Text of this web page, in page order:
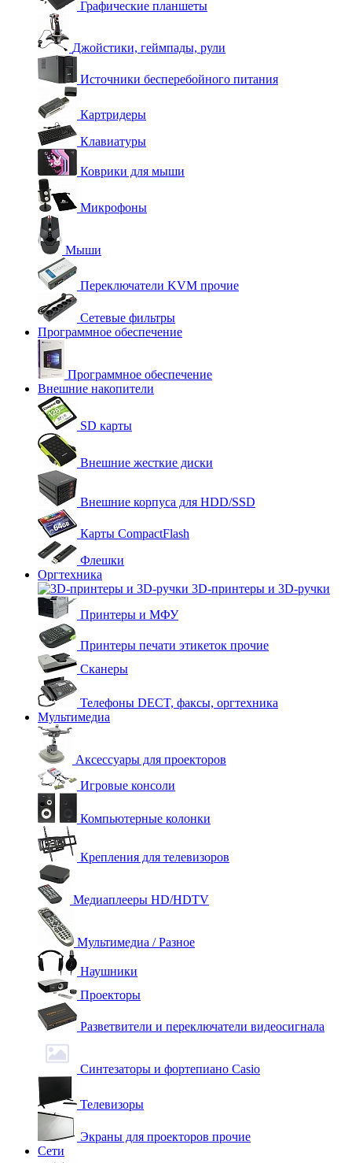
Графические планшеты
Джойстики, геймпады, рули
Источники бесперебойного питания
Картридеры
Клавиатуры
Коврики для мыши
Микрофоны
Мыши
Переключатели KVM прочие
Сетевые фильтры
Программное обеспечение
Программное обеспечение
Внешние накопители
SD карты
Внешние жесткие диски
Внешние корпуса для HDD/SSD
Карты CompactFlash
Флешки
Оргтехника
3D-принтеры и 3D-ручки
Принтеры и МФУ
Принтеры печати этикеток прочие
Сканеры
Телефоны DECT, факсы, оргтехника
Мультимедиа
Аксессуары для проекторов
Игровые консоли
Компьютерные колонки
Крепления для телевизоров
Медиаплееры HD/HDTV
Мультимедиа / Разное
Наушники
Проекторы
Разветвители и переключатели видеосигнала
Синтезаторы и фортепиано Casio
Телевизоры
Экраны для проекторов прочие
Сети